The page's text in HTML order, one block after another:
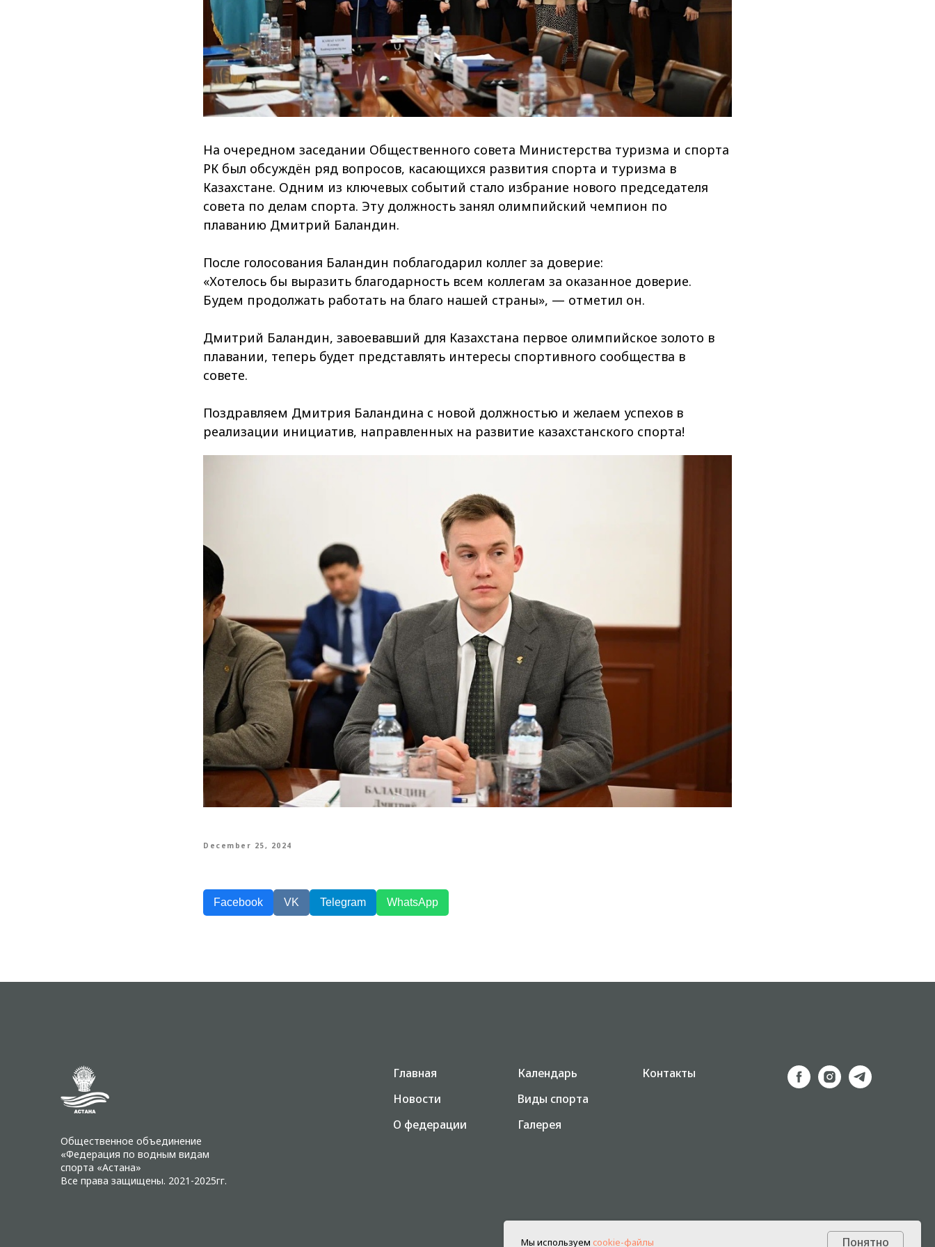
На очередном заседании Общественного совета Министерства туризма и спорта
РК был обсуждён ряд вопросов, касающихся развития спорта и туризма в
Казахстане. Одним из ключевых событий стало избрание нового председателя
совета по делам спорта. Эту должность занял олимпийский чемпион по
плаванию Дмитрий Баландин.
После голосования Баландин поблагодарил коллег за доверие:
«Хотелось бы выразить благодарность всем коллегам за оказанное доверие.
Будем продолжать работать на благо нашей страны», — отметил он.
Дмитрий Баландин, завоевавший для Казахстана первое олимпийское золото в
плавании, теперь будет представлять интересы спортивного сообщества в
совете.
Поздравляем Дмитрия Баландина с новой должностью и желаем успехов в
реализации инициатив, направленных на развитие казахстанского спорта!
December 25, 2024
Facebook VK Telegram WhatsApp
Общественное объединение
«Федерация по водным видам
спорта «Астана»
Все права защищены. 2021-2025гг.
Главная
Новости
О федерации
Календарь
Виды спорта
Галерея
Контакты
Мы используем cookie-файлы Понятно